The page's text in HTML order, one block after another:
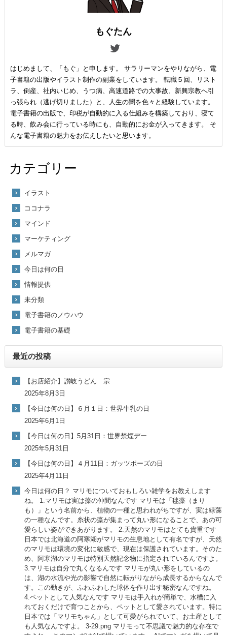
もぐたん
はじめまして、「もぐ」と申します。 サラリーマンをやりながら、電
子書籍の出版やイラスト制作の副業をしています。 転職５回、リスト
ラ、倒産、社内いじめ、うつ病、高速道路での大事故、新興宗教へ引
っ張られ（逃げ切りました）と、人生の闇を色々と経験しています。
電子書籍の出版で、印税が自動的に入る仕組みを構築しており、寝て
る時、飲み会に行っている時にも、自動的にお金が入ってきます。 そ
んな電子書籍の魅力をお伝えしたいと思います。
カテゴリー
イラスト
ココナラ
マインド
マーケティング
メルマガ
今日は何の日
情報提供
未分類
電子書籍のノウハウ
電子書籍の基礎
最近の投稿
【お店紹介】讃岐うどん 宗
2025年8月3日
【今日は何の日】６月１日：世界牛乳の日
2025年6月1日
【今日は何の日】5月31日：世界禁煙デー
2025年5月31日
【今日は何の日】４月11日：ガッツポーズの日
2025年4月11日
今日は何の日？ マリモについておもしろい雑学をお教えします
ね。 1.マリモは実は藻の仲間なんです マリモは「毬藻（まり
も）」という名前から、植物の一種と思われがちですが、実は緑藻
の一種なんです。糸状の藻が集まって丸い形になることで、あの可
愛らしい姿ができあがります。 2.天然のマリモはとても貴重です
日本では北海道の阿寒湖がマリモの生息地として有名ですが、天然
のマリモは環境の変化に敏感で、現在は保護されています。そのた
め、阿寒湖のマリモは特別天然記念物に指定されているんですよ。
3.マリモは自分で丸くなるんです マリモが丸い形をしているの
は、湖の水流や光の影響で自然に転がりながら成長するからなんで
す。この動きが、ふわふわした球体を作り出す秘密なんですね。
4.ペットとして人気なんです マリモは手入れが簡単で、水槽に入
れておくだけで育つことから、ペットとして愛されています。特に
日本では「マリモちゃん」として可愛がられていて、お土産として
も人気なんですよ。 3-29.png マリモって不思議で魅力的な存在で